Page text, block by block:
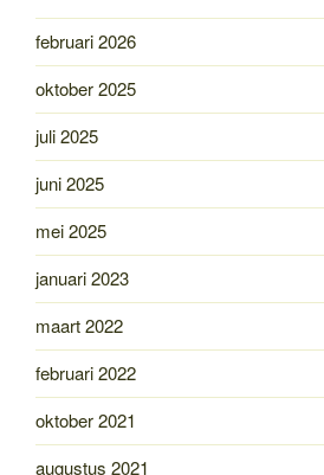
februari 2026
oktober 2025
juli 2025
juni 2025
mei 2025
januari 2023
maart 2022
februari 2022
oktober 2021
augustus 2021